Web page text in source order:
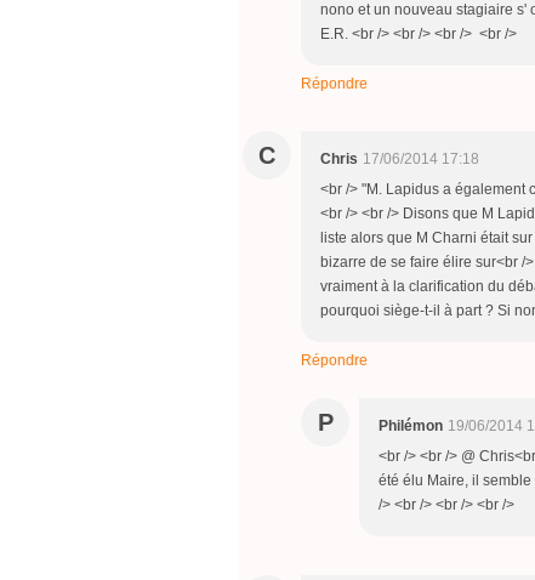
nono et un nouveau stagiaire s'
E.R. <br /> <br /> <br /> <br />
Répondre
C Chris 17/06/2014 17:18
<br /> "M. Lapidus a également
<br /> <br /> Disons que M
liste alors que M Charni était
bizarre de se faire élire sur<br /
vraiment à la clarification du
pourquoi siège-t-il à part ? Si
Répondre
P Philémon 19/06/2014
<br /> <br /> @
été élu Maire, il
/> <br /> <br /> <br />